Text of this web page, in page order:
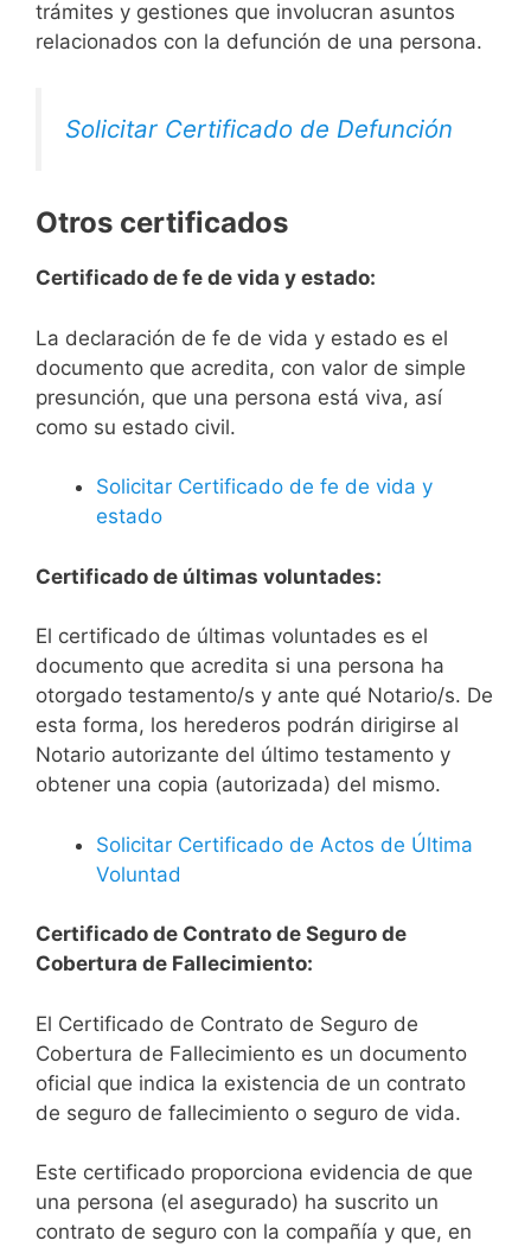
trámites y gestiones que involucran asuntos
relacionados con la defunción de una persona.
Solicitar Certificado de Defunción
Otros certificados
Certificado de fe de vida y estado:
La declaración de fe de vida y estado es el
documento que acredita, con valor de simple
presunción, que una persona está viva, así
como su estado civil.
Solicitar Certificado de fe de vida y
estado
Certificado de últimas voluntades:
El certificado de últimas voluntades es el
documento que acredita si una persona ha
otorgado testamento/s y ante qué Notario/s. De
esta forma, los herederos podrán dirigirse al
Notario autorizante del último testamento y
obtener una copia (autorizada) del mismo.
Solicitar Certificado de Actos de Última
Voluntad
Certificado de Contrato de Seguro de
Cobertura de Fallecimiento:
El Certificado de Contrato de Seguro de
Cobertura de Fallecimiento es un documento
oficial que indica la existencia de un contrato
de seguro de fallecimiento o seguro de vida.
Este certificado proporciona evidencia de que
una persona (el asegurado) ha suscrito un
contrato de seguro con la compañía y que, en